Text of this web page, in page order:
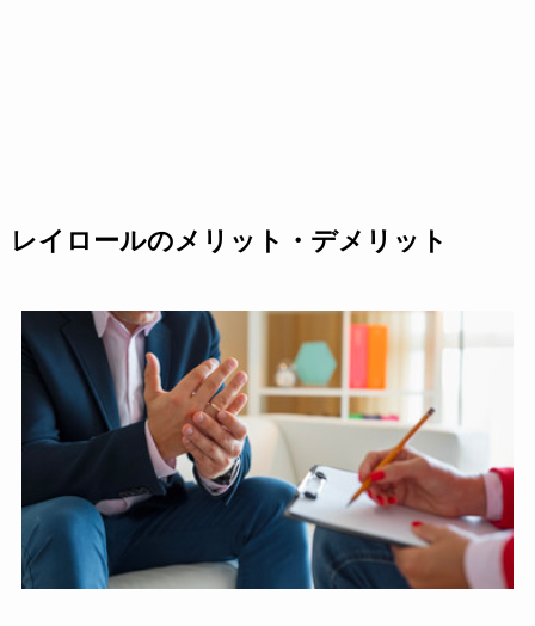
レイロールのメリット・デメリット